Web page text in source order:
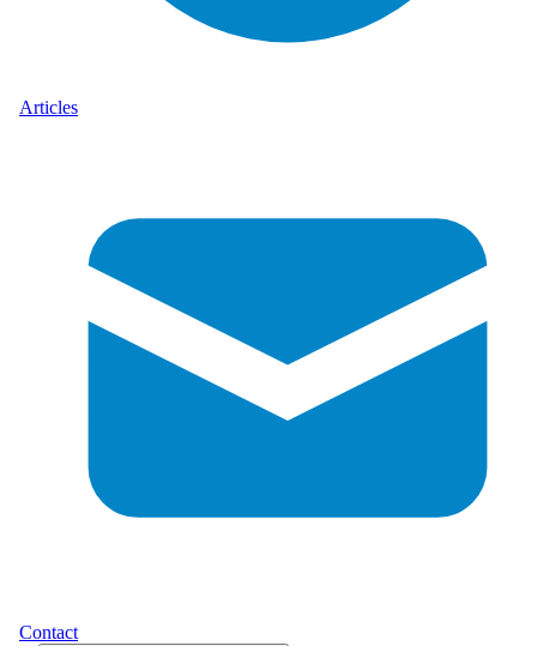
Articles
Contact